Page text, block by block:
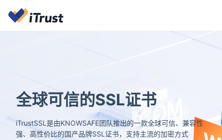
全球可信的SSL证书
iTrustSSL是由KNOWSAFE团队推出的一款全球可信、兼容性
强、高性价比的国产品牌SSL证书，支持主流的加密方式